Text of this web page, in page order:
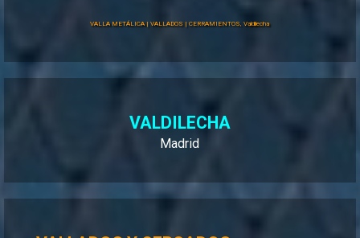
VALLA METÁLICA | VALLADOS | CERRAMIENTOS, Valdilecha
VALDILECHA
Madrid